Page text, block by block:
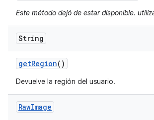
Este método dejó de estar disponible.
String
getRegion()
Devuelve la región del usuario.
RawImage